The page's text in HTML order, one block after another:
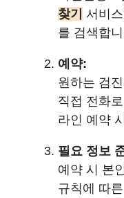
찾기
서비
를 검색합
예약:
원하는 검
직접 전화
라인 예약
필요 정보
예약 시 본
규칙에 따